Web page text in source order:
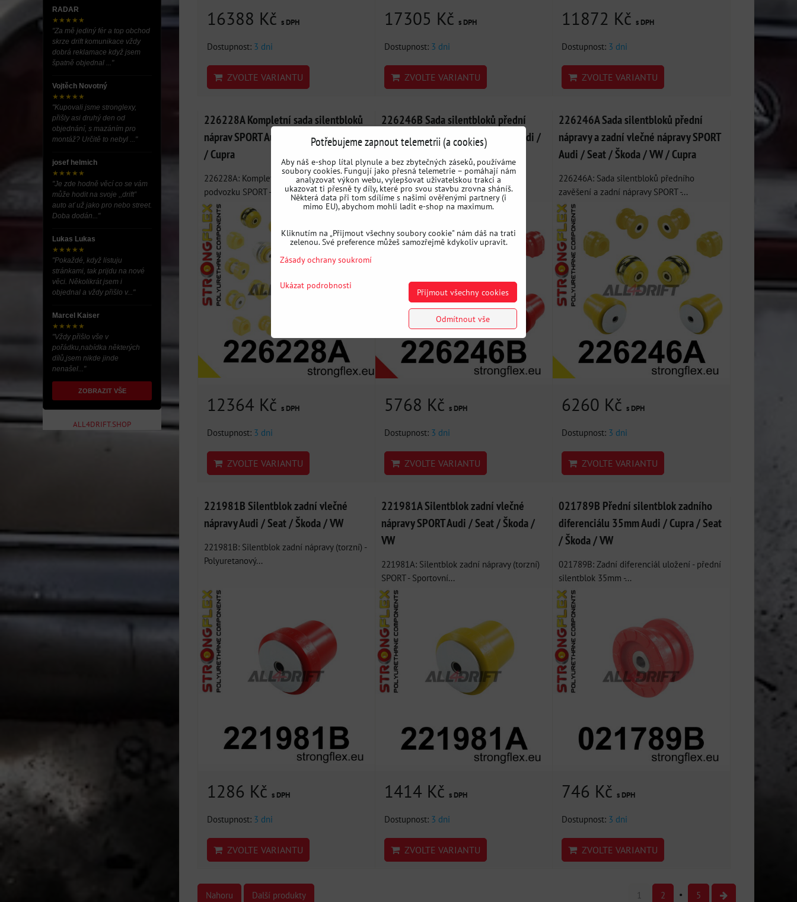
16388 Kč s DPH
Dostupnost: 3 dni
ZVOLTE VARIANTU
17305 Kč s DPH
Dostupnost: 3 dni
ZVOLTE VARIANTU
11872 Kčs DPH
Dostupnost: 3 dni
ZVOLTE VARIANTU
226228A Kompletní sada silentbloků
náprav SPORT Audi / Seat / Škoda / VW
/ Cupra
226228A: Kompletní sada silentbloků
podvozku SPORT - Kompletní sada...
12364 Kč s DPH
Dostupnost: 3 dni
ZVOLTE VARIANTU
226246B Sada silentbloků přední
nápravy a zadní vlečné nápravy Audi /
Seat / Škoda / VW / Cupra
226246B: Sada silentbloků předního
zavěšení a zadní nápravy -...
5768 Kč s DPH
Dostupnost: 3 dni
ZVOLTE VARIANTU
226246A Sada silentbloků přední
nápravy a zadní vlečné nápravy SPORT
Audi / Seat / Škoda / VW / Cupra
226246A: Sada silentbloků předního
zavěšení a zadní nápravy SPORT -...
6260 Kčs DPH
Dostupnost: 3 dni
ZVOLTE VARIANTU
221981B Silentblok zadní vlečné
nápravy Audi / Seat / Škoda / VW
221981B: Silentblok zadní nápravy (torzní) -
Polyuretanový...
1286 Kč s DPH
Dostupnost: 3 dni
ZVOLTE VARIANTU
221981A Silentblok zadní vlečné
nápravy SPORT Audi / Seat / Škoda /
VW
221981A: Silentblok zadní nápravy (torzní)
SPORT - Sportovní...
1414 Kč s DPH
Dostupnost: 3 dni
ZVOLTE VARIANTU
021789B Přední silentblok zadního
diferenciálu 35mm Audi / Cupra / Seat
/ Škoda / VW
021789B: Zadní diferenciál uložení - přední
silentblok 35mm -...
746 Kčs DPH
Dostupnost: 3 dni
ZVOLTE VARIANTU
Nahoru Další produkty 1 2 5
RADAR
★★★★★
"Za mě jediný fér a top obchod
skrze drift komunikace vždy
dobrá reklamace když jsem
špatně objednal ..."
Vojtěch Novotný
★★★★★
"Kupovali jsme stronglexy,
přišly asi druhý den od
objednání, s mazáním pro
montáž? Určitě to nebyl ..."
josef helmich
★★★★★
"Je zde hodně věcí co se vám
může hodit na svoje ,,drift”
auto ať už jako pro nebo street.
Doba dodán..."
Lukas Lukas
★★★★★
"Pokaždé, když listuju
stránkami, tak prijdu na nové
věci. Několikrát jsem i
objednal a vždy přišlo v..."
Marcel Kaiser
★★★★★
"Vždy přišlo vše v
pořádku,nabídka některých
dílů,jsem nikde jinde
nenašel..."
ZOBRAZIT VŠE
ALL4DRIFT.SHOP
Potřebujeme zapnout telemetrii (a cookies)
Aby náš e-shop lítal plynule a bez zbytečných záseků, používáme
soubory cookies. Fungují jako přesná telemetrie – pomáhají nám
analyzovat výkon webu, vylepšovat uživatelskou trakci a
ukazovat ti přesně ty díly, které pro svou stavbu zrovna sháníš.
Některá data při tom sdílíme s našimi ověřenými partnery (i
mimo EU), abychom mohli ladit e-shop na maximum.
Kliknutím na „Přijmout všechny soubory cookie" nám dáš na trati
zelenou. Své preference můžeš samozřejmě kdykoliv upravit.
Zásady ochrany soukromí
Ukázat podrobnosti
Přijmout všechny cookies
Odmítnout vše